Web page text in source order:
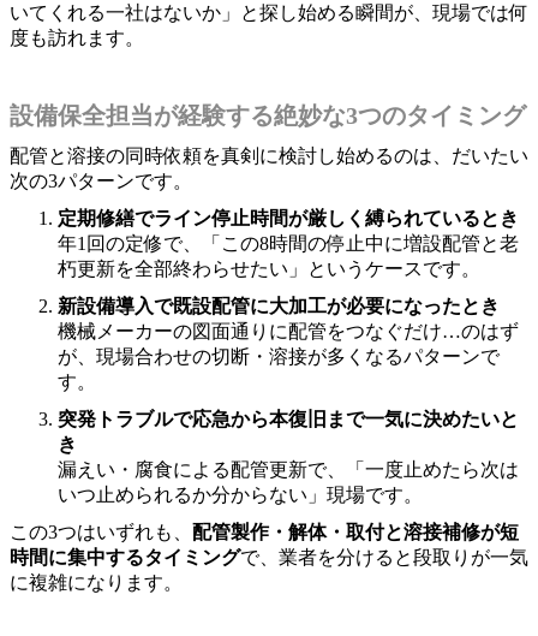
いてくれる一社はないか」と探し始める瞬間が、現場では何
度も訪れます。
設備保全担当が経験する絶妙な3つのタイミング
配管と溶接の同時依頼を真剣に検討し始めるのは、だいたい
次の3パターンです。
定期修繕でライン停止時間が厳しく縛られているとき
年1回の定修で、「この8時間の停止中に増設配管と老
朽更新を全部終わらせたい」というケースです。
新設備導入で既設配管に大加工が必要になったとき
機械メーカーの図面通りに配管をつなぐだけ…のはず
が、現場合わせの切断・溶接が多くなるパターンで
す。
突発トラブルで応急から本復旧まで一気に決めたいと
き
漏えい・腐食による配管更新で、「一度止めたら次は
いつ止められるか分からない」現場です。
この3つはいずれも、 配管製作・解体・取付と溶接補修が短
時間に集中するタイミングで、業者を分けると段取りが一気
に複雑になります。